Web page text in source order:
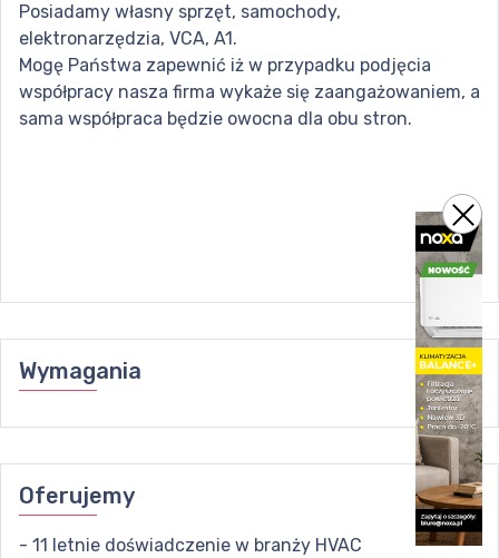
Posiadamy własny sprzęt, samochody,
elektronarzędzia, VCA, A1.
Mogę Państwa zapewnić iż w przypadku podjęcia
współpracy nasza firma wykaże się zaangażowaniem, a
sama współpraca będzie owocna dla obu stron.
Wymagania
Oferujemy
- 11 letnie doświadczenie w branży HVAC